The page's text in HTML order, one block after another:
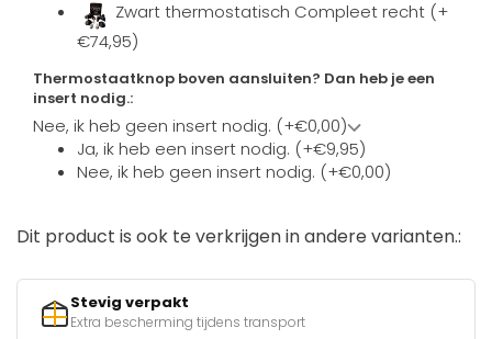
Zwart thermostatisch Compleet recht (+
€74,95)
Thermostaatknop boven aansluiten? Dan heb je een
insert nodig.:
Nee, ik heb geen insert nodig. (+€0,00)
Ja, ik heb een insert nodig. (+€9,95)
Nee, ik heb geen insert nodig. (+€0,00)
Dit product is ook te verkrijgen in andere varianten.:
Stevig verpakt
Extra bescherming tijdens transport